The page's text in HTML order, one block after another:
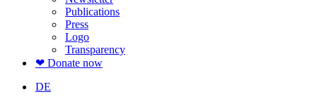
Publications
Press
Logo
Transparency
❤ Donate now
DE